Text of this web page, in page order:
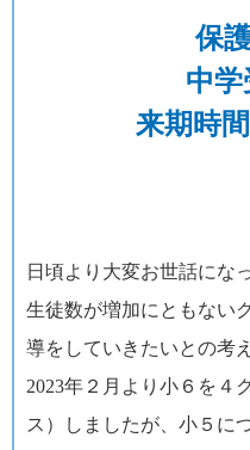
保
中学
来期時
日頃より大変お世話にな
生徒数が増加にともない
導をしていきたいとの考
2023年２月より小６を４
ス）しましたが、小５に